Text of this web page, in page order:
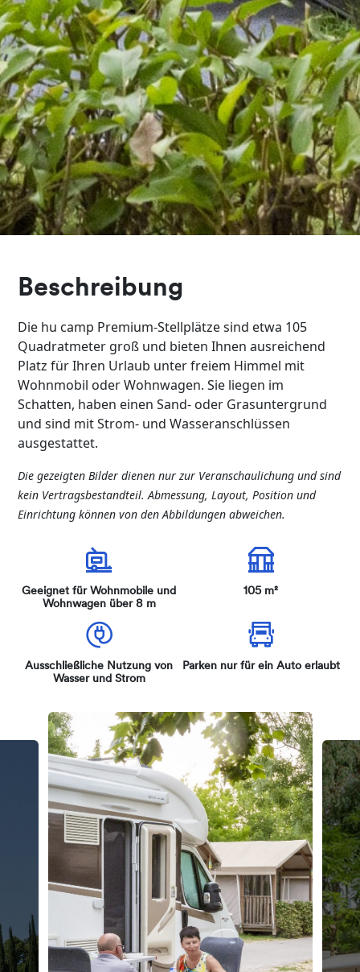
Beschreibung
Die hu camp Premium-Stellplätze sind etwa 105
Quadratmeter groß und bieten Ihnen ausreichend
Platz für Ihren Urlaub unter freiem Himmel mit
Wohnmobil oder Wohnwagen. Sie liegen im
Schatten, haben einen Sand- oder Grasuntergrund
und sind mit Strom- und Wasseranschlüssen
ausgestattet.
Die gezeigten Bilder dienen nur zur Veranschaulichung und sind
kein Vertragsbestandteil. Abmessung, Layout, Position und
Einrichtung können von den Abbildungen abweichen.
Geeignet für Wohnmobile und
Wohnwagen über 8 m
105 m²
Ausschließliche Nutzung von
Wasser und Strom
Parken nur für ein Auto erlaubt